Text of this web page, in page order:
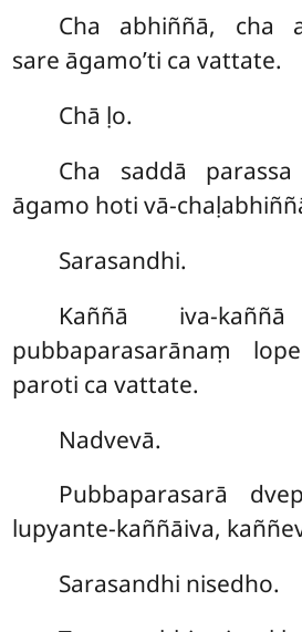
Cha abhiññā, cha
sare āgamo’ti ca vattate.
Chā ḷo.
Cha saddā
āgamo hoti vā-
Sarasandhi.
Kaññā iva-
pubbaparasarānaṃ
paroti ca vattate.
Nadvevā.
Pubbaparasarā
lupyante-kaññāiva,
Sarasandhi nisedho.